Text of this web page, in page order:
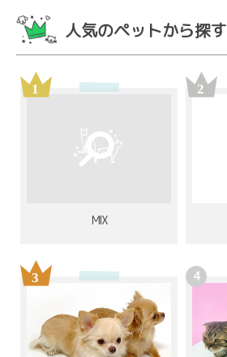
人気のペットから探す
MIX